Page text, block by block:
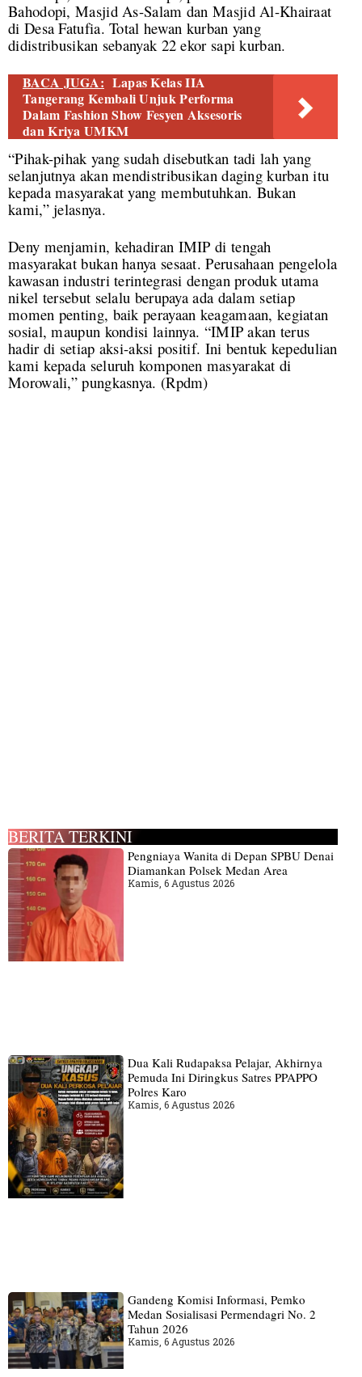
Bahodopi, Masjid As-Salam dan Masjid Al-Khairaat
di Desa Fatufia. Total hewan kurban yang
didistribusikan sebanyak 22 ekor sapi kurban.
BACA JUGA: Lapas Kelas IIA
Tangerang Kembali Unjuk Performa
Dalam Fashion Show Fesyen Aksesoris
dan Kriya UMKM
“Pihak-pihak yang sudah disebutkan tadi lah yang
selanjutnya akan mendistribusikan daging kurban itu
kepada masyarakat yang membutuhkan. Bukan
kami,” jelasnya.
Deny menjamin, kehadiran IMIP di tengah
masyarakat bukan hanya sesaat. Perusahaan pengelola
kawasan industri terintegrasi dengan produk utama
nikel tersebut selalu berupaya ada dalam setiap
momen penting, baik perayaan keagamaan, kegiatan
sosial, maupun kondisi lainnya. “IMIP akan terus
hadir di setiap aksi-aksi positif. Ini bentuk kepedulian
kami kepada seluruh komponen masyarakat di
Morowali,” pungkasnya. (Rpdm)
BERITA TERKINI
Pengniaya Wanita di Depan SPBU Denai
Diamankan Polsek Medan Area
Kamis, 6 Agustus 2026
Dua Kali Rudapaksa Pelajar, Akhirnya
Pemuda Ini Diringkus Satres PPAPPO
Polres Karo
Kamis, 6 Agustus 2026
Gandeng Komisi Informasi, Pemko
Medan Sosialisasi Permendagri No. 2
Tahun 2026
Kamis, 6 Agustus 2026